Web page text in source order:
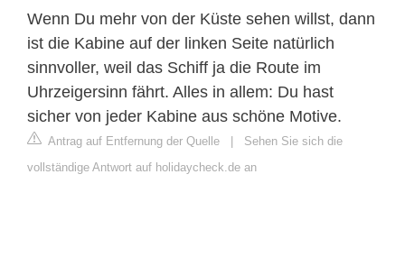
Wenn Du mehr von der Küste sehen willst, dann
ist die Kabine auf der linken Seite natürlich
sinnvoller, weil das Schiff ja die Route im
Uhrzeigersinn fährt. Alles in allem: Du hast
sicher von jeder Kabine aus schöne Motive.
Antrag auf Entfernung der Quelle | Sehen Sie sich die
vollständige Antwort auf holidaycheck.de an